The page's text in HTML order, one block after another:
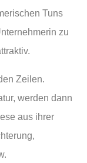
Tuns
zu
Zeilen.
werden dann
aus ihrer